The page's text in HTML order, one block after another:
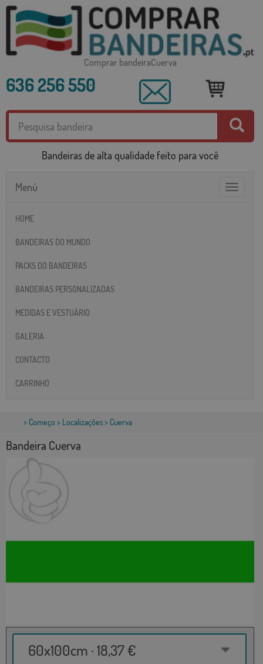
Comprar bandeiraCuerva
636 256 550
Bandeiras de alta qualidade feito para você
Toggle
Menú
HOME
BANDEIRAS DO MUNDO
PACKS DO BANDEIRAS
BANDEIRAS PERSONALIZADAS
MEDIDAS E VESTUÁRIO
GALERIA
CONTACTO
CARRINHO
> Começo > Localizações> Cuerva
Bandeira Cuerva
60x100cm · 18,37 €